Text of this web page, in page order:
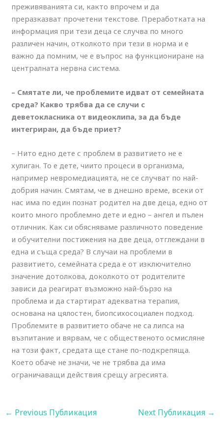
преживяванията си, както впрочем и да
преразказват прочетени текстове. Преработката на
информация при тези деца се случва по много
различен начин, отколкото при тези в норма и е
важно да помним, че е въпрос на функциониране на
централната нервна система.
– Смятате ли, че проблемите идват от семейната
среда? Какво трябва да се случи с
деветокласника от видеоклипа, за да бъде
интегриран, да бъде приет?
– Нито едно дете с проблем в развитието не е
хулиган. То е дете, чиито процеси в организма,
например невромедиацията, не се случват по най-
добрия начин. Смятам, че в днешно време, всеки от
нас има по един познат родител на две деца, едно от
които много проблемно дете и едно – ангел и пълен
отличник. Как си обясняваме различното поведение
и обучителни постижения на две деца, отглеждани в
една и съща среда? В случаи на проблеми в
развитието, семейната среда е от изключително
значение дотолкова, доколкото от родителите
зависи да реагират възможно най-бързо на
проблема и да стартират адекватна терапия,
основана на цялостен, биопсихосоциален подход.
Проблемите в развитието обаче не са липса на
възпитание и вярвам, че с общественото осмисляне
на този факт, средата ще стане по-подкрепяща.
Което обаче не значи, че не трябва да има
ограничаващи действия срещу агресията.
← Previous Публикация Next Публикация →